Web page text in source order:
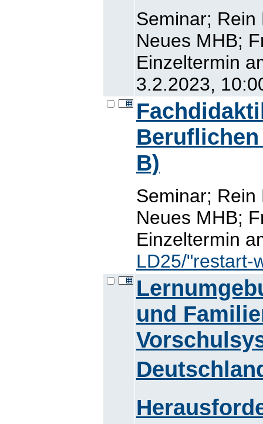
Seminar; Rein
Neues MHB;
Einzeltermin
3.2.2023,
B)
Seminar; Rein
Neues MHB;
Einzeltermin
LD25/"restart-
und